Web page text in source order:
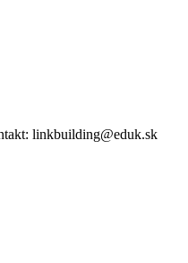
linkbuilding@eduk.sk